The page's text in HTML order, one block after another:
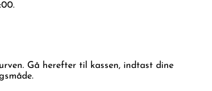
Gå herefter til kassen, indtast dine